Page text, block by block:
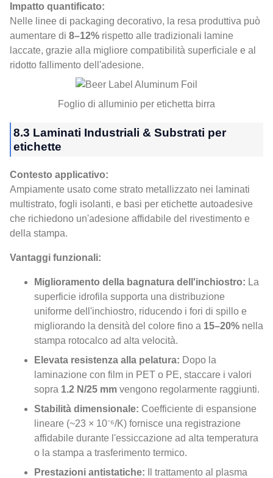
Impatto quantificato:
Nelle linee di packaging decorativo, la resa produttiva può
aumentare di 8–12% rispetto alle tradizionali lamine
laccate, grazie alla migliore compatibilità superficiale e al
ridotto fallimento dell'adesione.
Foglio di alluminio per etichetta birra
8.3 Laminati Industriali & Substrati per
etichette
Contesto applicativo:
Ampiamente usato come strato metallizzato nei laminati
multistrato, fogli isolanti, e basi per etichette autoadesive
che richiedono un'adesione affidabile del rivestimento e
della stampa.
Vantaggi funzionali:
Miglioramento della bagnatura dell'inchiostro: La
superficie idrofila supporta una distribuzione
uniforme dell'inchiostro, riducendo i fori di spillo e
migliorando la densità del colore fino a 15–20% nella
stampa rotocalco ad alta velocità.
Elevata resistenza alla pelatura: Dopo la
laminazione con film in PET o PE, staccare i valori
sopra 1.2 N/25 mm vengono regolarmente raggiunti.
Stabilità dimensionale: Coefficiente di espansione
lineare (~23 × 10⁻⁶/K) fornisce una registrazione
affidabile durante l'essiccazione ad alta temperatura
o la stampa a trasferimento termico.
Prestazioni antistatiche: Il trattamento al plasma